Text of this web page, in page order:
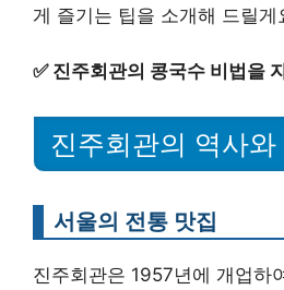
게 즐기는 팁을 소개해 드릴게
✅ 진주회관의 콩국수 비법을
진주회관의 역사와
서울의 전통 맛집
진주회관은 1957년에 개업하